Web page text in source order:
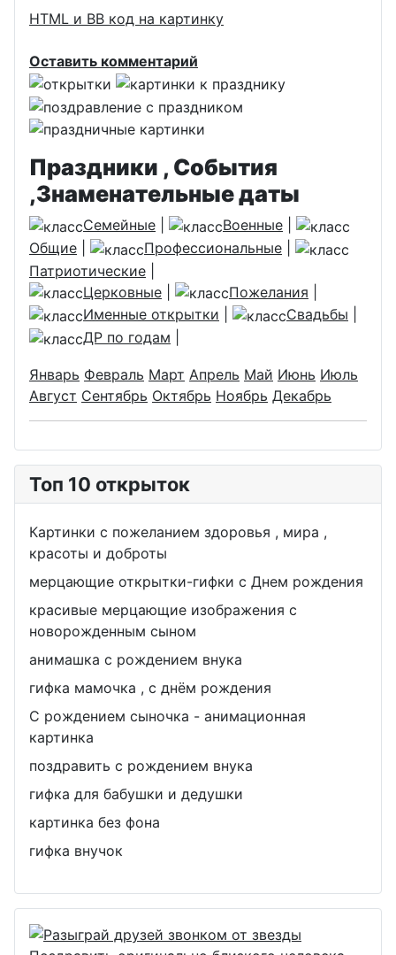
HTML и BB код на картинку
Оставить комментарий
Праздники , События
,Знаменательные даты
Семейные Военные
Общие
Профессиональные
Патриотические
Церковные
Пожелания
Именные открытки
Свадьбы
ДР по годам
Январь Февраль Март Апрель Май Июнь Июль
Август Сентябрь Октябрь Ноябрь Декабрь
Топ 10 открыток
Картинки с пожеланием здоровья , мира ,
красоты и доброты
мерцающие открытки-гифки с Днем рождения
красивые мерцающие изображения с
новорожденным сыном
анимашка с рождением внука
гифка мамочка , с днём рождения
С рождением сыночка - анимационная
картинка
поздравить с рождением внука
гифка для бабушки и дедушки
картинка без фона
гифка внучок